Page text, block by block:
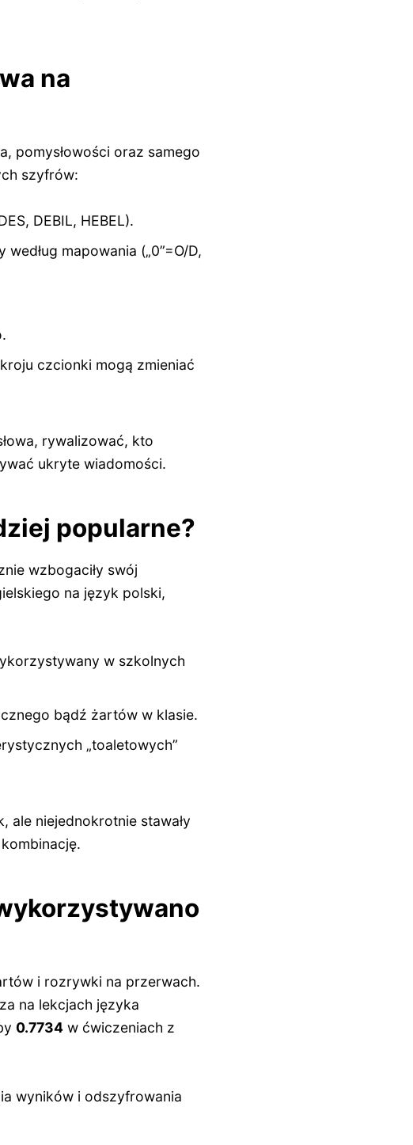
na
pomysłowości oraz samego
szyfrów:
DEBIL, HEBEL).
mapowania („0”=O/D,
czcionki mogą zmieniać
rywalizować, kto
ukryte wiadomości.
popularne?
wzbogaciły swój
na język polski,
w szkolnych
bądź żartów w klasie.
„toaletowych”
ale niejednokrotnie stawały
i rozrywki na przerwach.
na lekcjach języka
0.7734 w ćwiczeniach z
wyników i odszyfrowania